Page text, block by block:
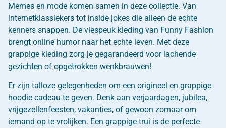
Memes en mode komen samen in deze collectie. Van
internetklassiekers tot inside jokes die alleen de echte
kenners snappen. De viespeuk kleding van Funny Fashion
brengt online humor naar het echte leven. Met deze
grappige kleding zorg je gegarandeerd voor lachende
gezichten of opgetrokken wenkbrauwen!
Er zijn talloze gelegenheden om een origineel en grappige
hoodie cadeau te geven. Denk aan verjaardagen, jubilea,
vrijgezellenfeesten, vakanties, of gewoon zomaar om
iemand op te vrolijken. Een grappige trui is de perfecte